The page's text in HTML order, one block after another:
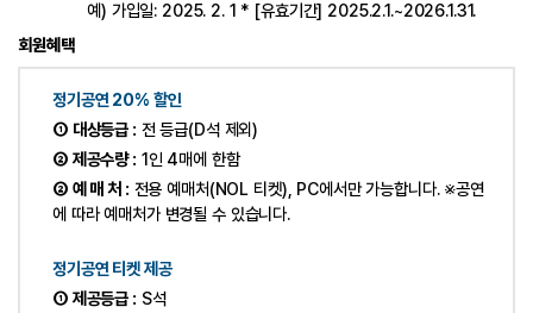
예) 가입일: 2025. 2. 1 * [유효기간] 2025.2.1.~2026.1.31.
회원혜택
정기공연 20% 할인
① 대상등급 : 전 등급(D석 제외)
② 제공수량 : 1인 4매에 한함
② 예 매 처 : 전용 예매처(NOL 티켓), PC에서만 가능합니다. ※공연
에 따라 예매처가 변경될 수 있습니다.
정기공연 티켓 제공
① 제공등급 : S석